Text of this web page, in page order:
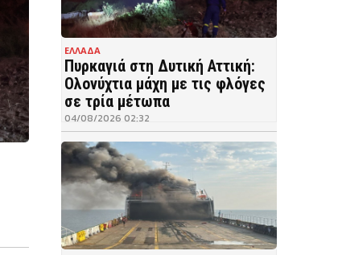
ΕΛΛΑΔΑ
Πυρκαγιά στη Δυτική Αττική:
Ολονύχτια μάχη με τις φλόγες
σε τρία μέτωπα
04/08/2026 02:32